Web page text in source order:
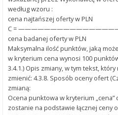
według wzoru :
cena najtańszej oferty w PLN
C = ———————————————— x
cena badanej oferty w PLN
Maksymalna ilość punktów, jaką
w kryterium cena wynosi 100
3.4.1.) Opis zmiany, w tym tekst,
zmienić: 4.3.8. Sposób oceny ofert
zmianą:
Ocena punktowa w kryterium „cena”
zostanie na podstawie łącznej ceny